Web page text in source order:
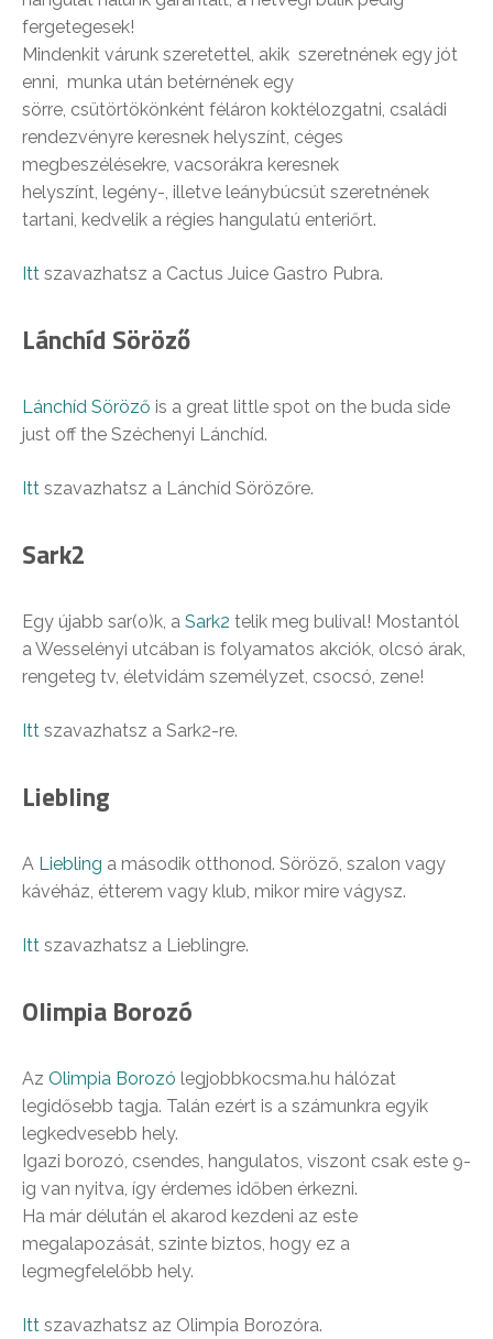
fergetegesek!
Mindenkit várunk szeretettel, akik szeretnének egy jót
enni, munka után betérnének egy
sörre, csütörtökönként féláron koktélozgatni, családi
rendezvényre keresnek helyszínt, céges
megbeszélésekre, vacsorákra keresnek
helyszínt, legény-, illetve leánybúcsút szeretnének
tartani, kedvelik a régies hangulatú enteriőrt.
Itt szavazhatsz a Cactus Juice Gastro Pubra.
Lánchíd Söröző
Lánchíd Söröző is a great little spot on the buda side
just off the Széchenyi Lánchíd.
Itt szavazhatsz a Lánchíd Sörözőre.
Sark2
Egy újabb sar(o)k, a Sark2 telik meg bulival! Mostantól
a Wesselényi utcában is folyamatos akciók, olcsó árak,
rengeteg tv, életvidám személyzet, csocsó, zene!
Itt szavazhatsz a Sark2-re.
Liebling
A Liebling a második otthonod. Söröző, szalon vagy
kávéház, étterem vagy klub, mikor mire vágysz.
Itt szavazhatsz a Lieblingre.
Olimpia Borozó
Az Olimpia Borozó legjobbkocsma.hu hálózat
legidősebb tagja. Talán ezért is a számunkra egyik
legkedvesebb hely.
Igazi borozó, csendes, hangulatos, viszont csak este 9-
ig van nyitva, így érdemes időben érkezni.
Ha már délután el akarod kezdeni az este
megalapozását, szinte biztos, hogy ez a
legmegfelelőbb hely.
Itt szavazhatsz az Olimpia Borozóra.